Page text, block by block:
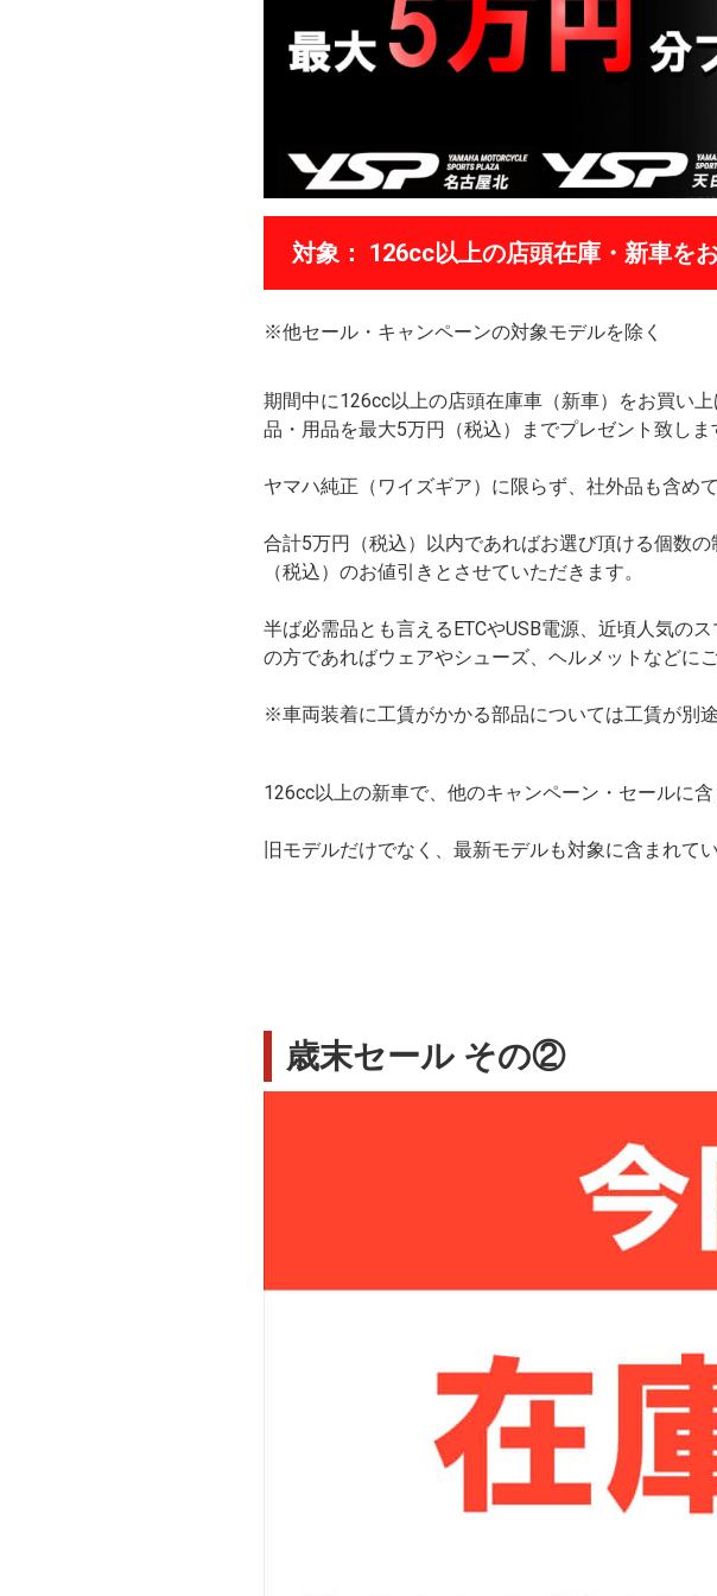
対象： 126cc以上の店頭在庫・新車を
※他セール・キャンペーンの対象モデルを除く
期間中に126cc以上の店頭在庫車（新車）をお買い
品・用品を最大5万円（税込）までプレゼント致しま
ヤマハ純正（ワイズギア）に限らず、社外品も含め
合計5万円（税込）以内であればお選び頂ける個数
（税込）のお値引きとさせていただきます。
半ば必需品とも言えるETCやUSB電源、近頃人気の
の方であればウェアやシューズ、ヘルメットなどに
※車両装着に工賃がかかる部品については工賃が別
126cc以上の新車で、他のキャンペーン・セールに
旧モデルだけでなく、最新モデルも対象に含まれてい
歳末セール その②